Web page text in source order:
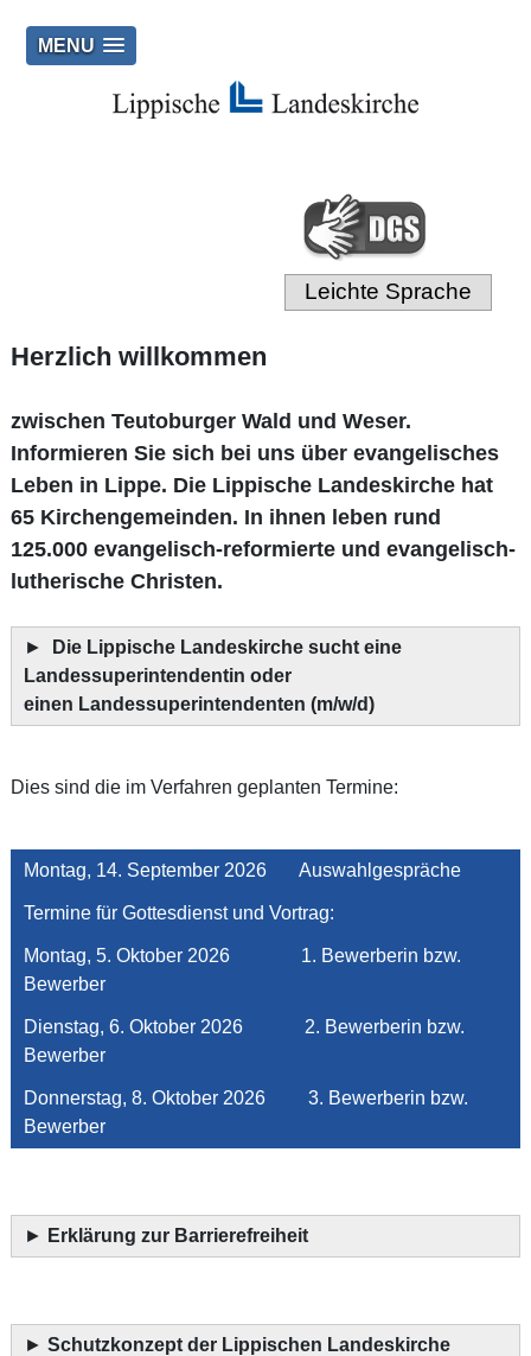
MENU
Leichte Sprache
Herzlich willkommen
zwischen Teutoburger Wald und Weser.
Informieren Sie sich bei uns über evangelisches
Leben in Lippe. Die Lippische Landeskirche hat
65 Kirchengemeinden. In ihnen leben rund
125.000 evangelisch-reformierte und evangelisch-
lutherische Christen.
►
Die Lippische Landeskirche sucht eine
Landessuperintendentin oder
einen Landessuperintendenten (m/w/d)
Dies sind die im Verfahren geplanten Termine:
Montag, 14. September 2026 Auswahlgespräche
Termine für Gottesdienst und Vortrag:
Montag, 5. Oktober 2026 1. Bewerberin bzw.
Bewerber
Dienstag, 6. Oktober 2026 2. Bewerberin bzw.
Bewerber
Donnerstag, 8. Oktober 2026 3. Bewerberin bzw.
Bewerber
► Erklärung zur Barrierefreiheit
► Schutzkonzept der Lippischen Landeskirche